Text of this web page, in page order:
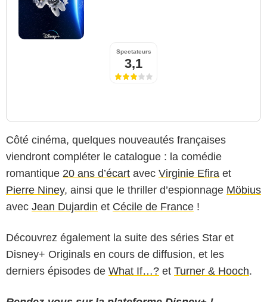
Spectateurs
3,1
Côté cinéma, quelques nouveautés françaises
viendront compléter le catalogue : la comédie
romantique 20 ans d’écart avec Virginie Efira et
Pierre Niney, ainsi que le thriller d’espionnage Möbius
avec Jean Dujardin et Cécile de France !
Découvrez également la suite des séries Star et
Disney+ Originals en cours de diffusion, et les
derniers épisodes de What If…? et Turner & Hooch.